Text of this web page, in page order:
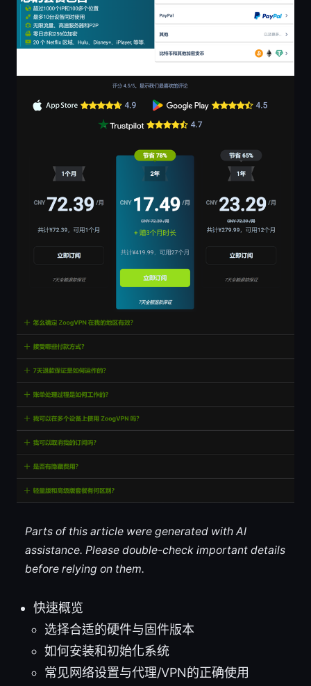
Parts of this article were generated with AI
assistance. Please double-check important details
before relying on them.
快速概览
选择合适的硬件与固件版本
如何安装和初始化系统
常见网络设置与代理/VPN的正确使用